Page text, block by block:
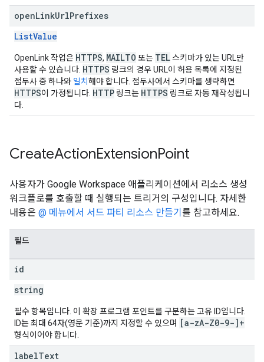
openLinkUrlPrefixes
ListValue
OpenLink 작업은 HTTPS, MAILTO 또는 TEL스키마가 있는 URL만
사용할 수 있습니다. HTTPS 링크의 경우 URL이 허용 목록에 지정된
접두사 중 하나와 일치 해야 합니다. 접두사에서 스키마를 생략하면
HTTPS이 가정됩니다. HTTP 링크는 HTTPS 링크로 자동 재작성됩니
다.
CreateActionExtensionPoint
사용자가 Google Workspace 애플리케이션에서 리소스 생성
워크플로를 호출할 때 실행되는 트리거의 구성입니다. 자세한
내용은 @ 메뉴에서 서드 파티 리소스 만들기 를 참고하세요.
필드
id
string
필수 항목입니다. 이 확장 프로그램 포인트를 구분하는 고유 ID입니다.
ID는 최대 64자(영문 기준)까지 지정할 수 있으며 [a-zA-Z0-9-]+
형식이어야 합니다.
labelText